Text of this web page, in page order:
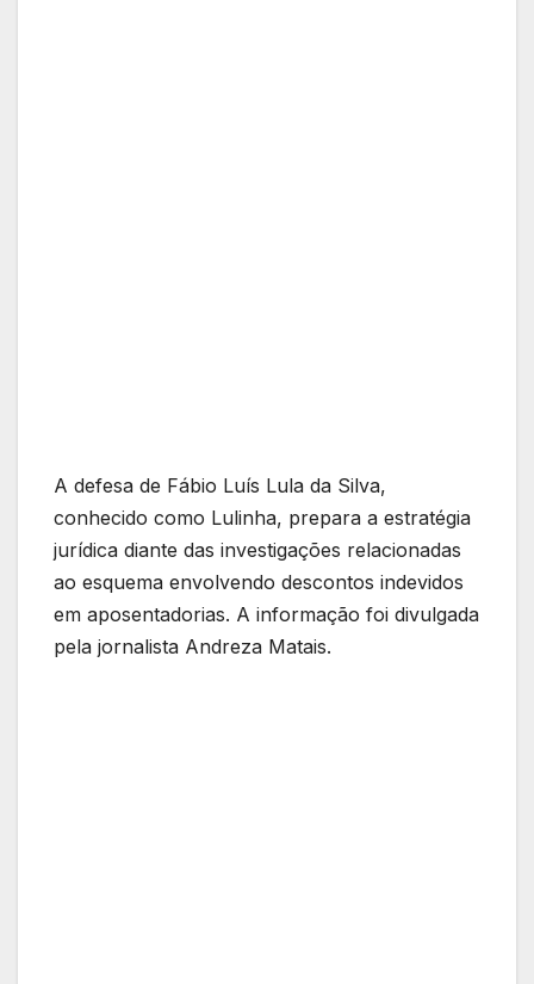
A defesa de Fábio Luís Lula da Silva,
conhecido como Lulinha, prepara a estratégia
jurídica diante das investigações relacionadas
ao esquema envolvendo descontos indevidos
em aposentadorias. A informação foi divulgada
pela jornalista Andreza Matais.